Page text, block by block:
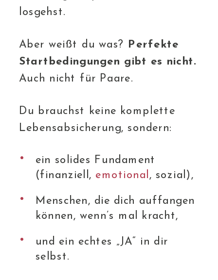
losgehst.
Aber weißt du was?
Perfekte
Startbedingungen gibt es nicht.
Auch nicht für Paare.
Du brauchst keine komplette
Lebensabsicherung, sondern:
ein solides Fundament
(finanziell, emotional , sozial),
Menschen, die dich auffangen
können, wenn’s mal kracht,
und ein echtes „JA“ in dir
selbst.